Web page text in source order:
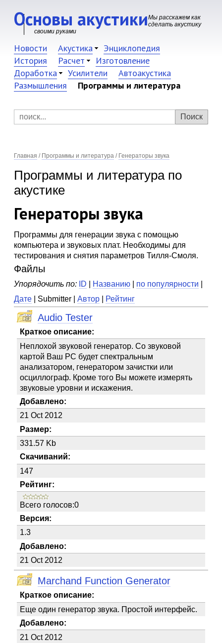
Основы акустикиМы расскажем как
сделать акустику
своими руками
Новости Акустика
Энциклопедия
История
Расчет
Изготовление
Доработка
Усилители
Автоакустика
Размышления
Программы и литература
Главная / Программы и литература / Генераторы звука
Программы и литература по
акустике
Генераторы звука
Программы для генерации звука с помощью
компьютера и звуковых плат. Необходимы для
тестирования и снятия параметров Тилля-Смоля.
Файлы
Упорядочить по: ID Названию по популярности
Дате | Submitter | Автор Рейтинг
Audio Tester
Краткое описание:
Неплохой звуковой генератор. Со звуковой
картой Ваш PC будет спектральным
анализатором, генератором зачистки или
осциллограф. Кроме того Вы можете измерять
звуковые уровни и искажения.
Добавлено:
21 Oct 2012
Размер:
331.57 Kb
Скачиваний:
147
Рейтинг:
Всего голосов:0
Версия:
1.3
Добавлено:
21 Oct 2012
Marchand Function Generator
Краткое описание:
Еще один генератор звука. Простой интерфейс.
Добавлено:
21 Oct 2012